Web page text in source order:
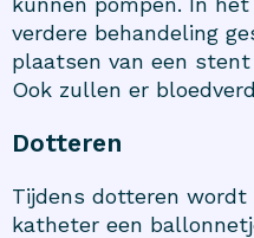
verdere behandeling
plaatsen van een
Ook zullen er
Dotteren
Tijdens dotteren
katheter een